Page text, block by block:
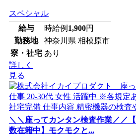
スペシャル
給与
時給例 1,900円
勤務地
神奈川県 相模原市
寮・社宅 あり
詳しく
見る
＼＼座ってカンタン検査作業／／
数在籍中】モクモクと...